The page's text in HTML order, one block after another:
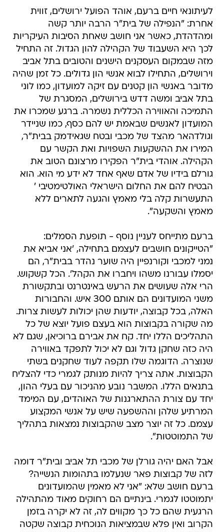
לעיתונאי חיים ברעם, אוהד הפועל ירושלים, זווית
אחרת: "הנפילה של בית"ר הרבה יותר קשה
ומהדהדת, כאשר אני חושב שאחת הסיבות העיקריות
לכך היא השעבוד של הקהילה להון הגדול. זה התחיל
מזה שבמקום העסקנים הישנים והטובים בתל אביב
וירושלים, התחילו לבוא אנשי הון גדולים. כל זמן שהיה
מדובר באנשי הון קטנים עם זיקה למועדון, כמו לוני
בתל אביב ומשה דדש בירושלים, המסגרת של
התמיכה והאווירה הכללית נשמרה. ברגע שמכרו את
המועדון לאנשים שבאמת יש להם כסף, כמו שניידר
וגולדהאר מהצד של מכבי ובטח שגאידמק בבית"ר,
המירו את ההשקעות השפויות ואת הקשר עם
הקהילה. אוהדי בית"ר הפקירו מרצונם הטוב את
גורלם בידיו של אדם שאף אחד לא ידע מי הוא. הוא
הבטיח להם את החלום הישראלי האולטימטיבי '
התעשרות קלה בלי מאמץ והגעה לתארים ללא
מאמץ והשקעה".
ברעם מתייחס לעניין נוסף - תופעת הסמלים:
"הטייקונים חושבים לעצמם בתחילה, 'אני אביא את
נמני למכבי וקורנפיין היה שוער נהדר בבית"ר, הם
יסמלו עבורנו משהו ויחברו את הקהל'. הכל קשקוש.
הרי אלה שעושים את הרעש באינטרנט ובתקשורת
משני המועדונים הם אותם 300 איש. והחבורות
האלה, בכל קבוצה, יודעות שהן יכולות לעשות צרות.
מה שקורה בקבוצות הוא בעצם פועל יוצא של כל
התהליכים הללו יחד. קח את אבירם ברוכיאן, שגם לא
היה כזה שחקן גדול וגם לא יכול לתפקד באווירה
שנוצרה. הדוגמה שלו תקפה לעוד שחקנים בשתי
הקבוצות. אתה צריך להיות מנותק לגמרי כדי להצליח
בתנאים הללו. המשבר נובע מהניכור עם בעלי ההון,
יחד עם צורת ההתארגנות של האוהדים, עם המימד
המרתיע שלהן וההשפעה שיש על אנשי המקצוע
עצמם. כל זה יוצר מצב שהקבוצות נמצאות בתהליך
של התמוטטות".
אבל האם יהיה גורלן של מכבי תל אביב ובית"ר דומה
לזה של קבוצות פאר שנעלמו בתהומות הנשייה?
ברעם חושב שלא: "אני לא מאמין שהמועדונים
יתמוטטו לגמרי. בינתיים הם רחוקים מאוד מהתהילה
הרגעית שהם כל כך מקווים לה, זה לא יקרה בזמן
הקרוב ואין פלא שבמציאות הנוכחית קבוצה שקטה